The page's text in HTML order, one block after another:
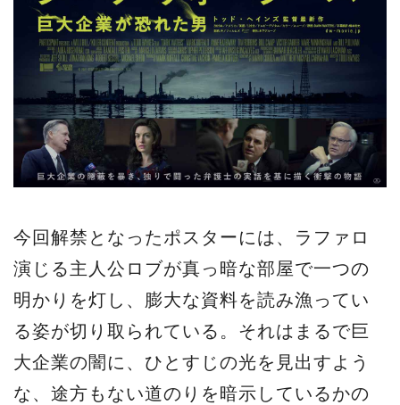
今回解禁となったポスターには、ラファロ
演じる主人公ロブが真っ暗な部屋で一つの
明かりを灯し、膨大な資料を読み漁ってい
る姿が切り取られている。それはまるで巨
大企業の闇に、ひとすじの光を見出すよう
な、途方もない道のりを暗示しているかの